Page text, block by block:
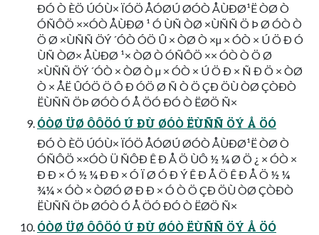
ÐÓ Ò ÈÖ ÚÓÙ× ÏÓÖ ÅÓØÚ ØÓÒ ÅÙÐØ¹Ë ÒØ Ò
ÓÑÔÖ ××ÓÒ ÅÙÐØ ¹ Ó ÙÑ ÒØ ×ÙÑÑ Ö Þ Ø ÓÒ Ò
Ö Ø ×ÙÑÑ ÖÝ ´ÓÒ ÓÖ Û × ÒØ Ò ×µ × ÓÒ × Ú Ö Ð Ó
ÙÑ ÒØ× ÅÙÐØ ¹× ÒØ Ò ÓÑÔÖ ×× ÓÒ Ò Ö Ø
×ÙÑÑ ÖÝ ´ÓÒ × ÒØ Ò µ × ÓÒ × Ú Ö Ð × Ñ Ð Ö × ÒØ
Ò × ÅË ÛÓÖ Ö Ô Ð ÓÖ Ø Ñ Ò Ö ÇÐ ÖÙ ÒØ ÇÒÐÒ
ËÙÑÑ ÖÞ ØÓÒ Ó Å ÖÓ ÐÓ Ò ËØÖ Ñ×
ÓÒØ ÜØ ÔÔÖÓ Ú ÐÙ ØÓÒ ËÙÑÑ ÖÝ Å ÖÓ
ÐÓ Ò ÈÖ ÚÓÙ× ÏÓÖ ÅÓØÚ ØÓÒ ÅÙÐØ¹Ë ÒØ Ò
ÓÑÔÖ ××ÓÒ Ü ÑÔÐ Ê Ð Å Ö ÙÔ ½ ¼ Ø Ö ¿ × ÓÒ ×
Ð Ð × Ó ½ ¼ Ð Ð × Ó Ï Ø Ó Ð Ý Ê Ð Å Ö Ê Ð Å Ö ½ ¼
¾¼ × ÓÒ × ÒØÓ Ø Ð Ð × Ó Ò Ö ÇÐ ÖÙ ÒØ ÇÒÐÒ
ËÙÑÑ ÖÞ ØÓÒ Ó Å ÖÓ ÐÓ Ò ËØÖ Ñ×
ÓÒØ ÜØ ÔÔÖÓ Ú ÐÙ ØÓÒ ËÙÑÑ ÖÝ Å ÖÓ